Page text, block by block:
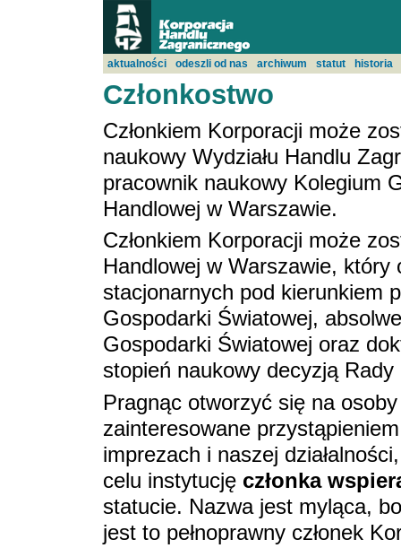
aktualności odeszli od nas archiwum statut historia
Członkostwo
Członkiem Korporacji może
naukowy Wydziału Handlu
pracownik naukowy Kolegium
Handlowej w Warszawie.
Członkiem Korporacji może
Handlowej w Warszawie, który
stacjonarnych pod kierunkiem
Gospodarki Światowej,
Gospodarki Światowej oraz
stopień naukowy decyzją
Pragnąc otworzyć się na
zainteresowane
imprezach i naszej
celu instytucję członka
statucie. Nazwa jest myląca,
jest to pełnoprawny członek